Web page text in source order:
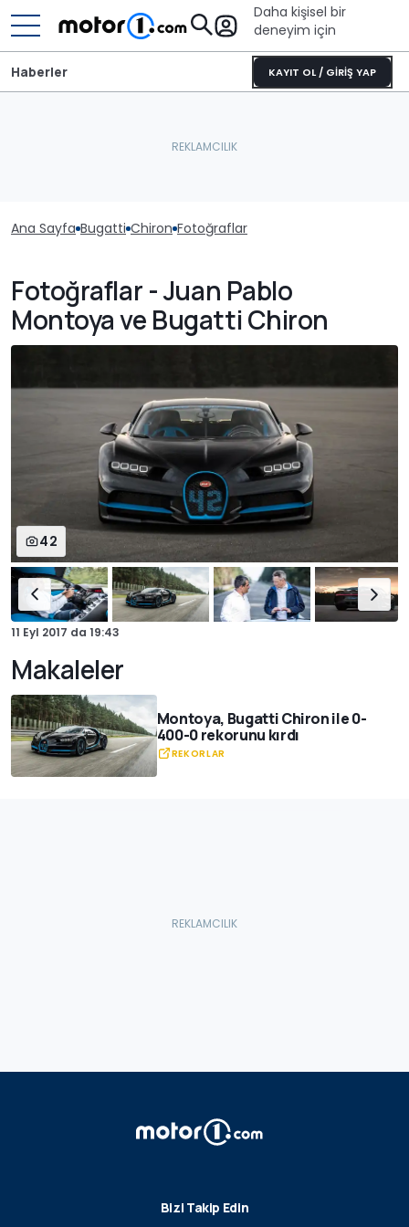
Daha kişisel bir
deneyim için
KAYIT OL / GİRİŞ YAP
Haberler
Ana Sayfa Bugatti Chiron Fotoğraflar
Fotoğraflar - Juan Pablo
Montoya ve Bugatti Chiron
42
11 Eyl 2017 da 19:43
Makaleler
Montoya, Bugatti Chiron ile 0-
400-0 rekorunu kırdı
REKORLAR
Bizi Takip Edin